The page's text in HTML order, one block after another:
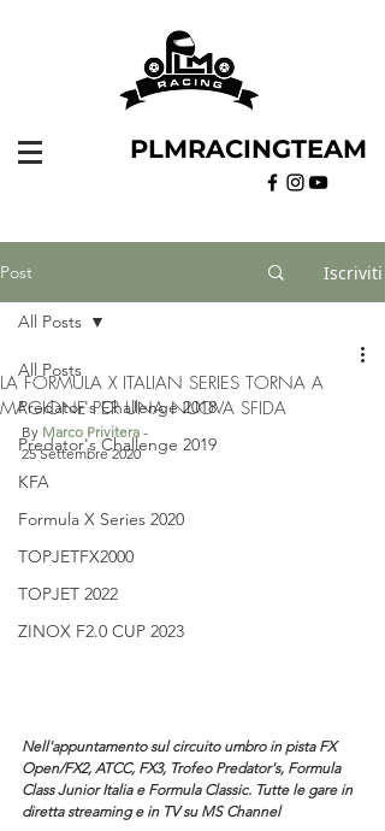
PLMRACINGTEAM
Post Iscriviti
All Posts
Predator's Challenge 2018
Predator's Challenge 2019
KFA
Formula X Series 2020
TOPJETFX2000
TOPJET 2022
ZINOX F2.0 CUP 2023
All Posts
LA FORMULA X ITALIAN SERIES TORNA A
MAGIONE PER UNA NUOVA SFIDA
By Marco Privitera -
25 Settembre 2020
Nell'appuntamento sul circuito umbro in pista FX
Open/FX2, ATCC, FX3, Trofeo Predator's, Formula
Class Junior Italia e Formula Classic. Tutte le gare in
diretta streaming e in TV su MS Channel